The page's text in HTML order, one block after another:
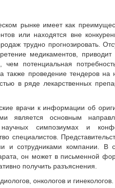
рынке имеет как
или находятся вне
трудно прогнозировать.
медикаментов, приводит
чем потенциальная
проведение тендеров на
в ряде лекарственных
врачи к информации об
является основным
симпозиумах и
специалистов.
и сотрудниками компании. В
он может в письменной
получить разъяснения.
онкологов и гинекологов.